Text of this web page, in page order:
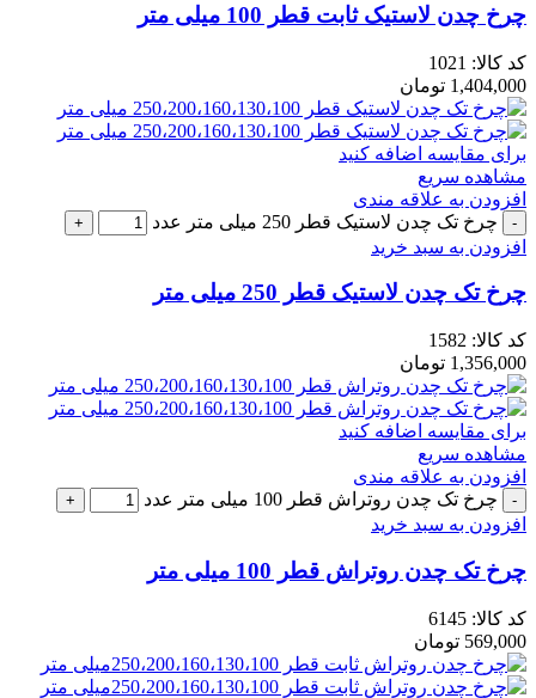
چرخ چدن لاستیک ثابت قطر 100 میلی متر
کد کالا: 1021
1,404,000 تومان
برای مقایسه اضافه کنید
مشاهده سریع
افزودن به علاقه مندی
چرخ تک چدن لاستیک قطر 250 میلی متر عدد
افزودن به سبد خرید
چرخ تک چدن لاستیک قطر 250 میلی متر
کد کالا: 1582
1,356,000 تومان
برای مقایسه اضافه کنید
مشاهده سریع
افزودن به علاقه مندی
چرخ تک چدن روتراش قطر 100 میلی متر عدد
افزودن به سبد خرید
چرخ تک چدن روتراش قطر 100 میلی متر
کد کالا: 6145
569,000 تومان